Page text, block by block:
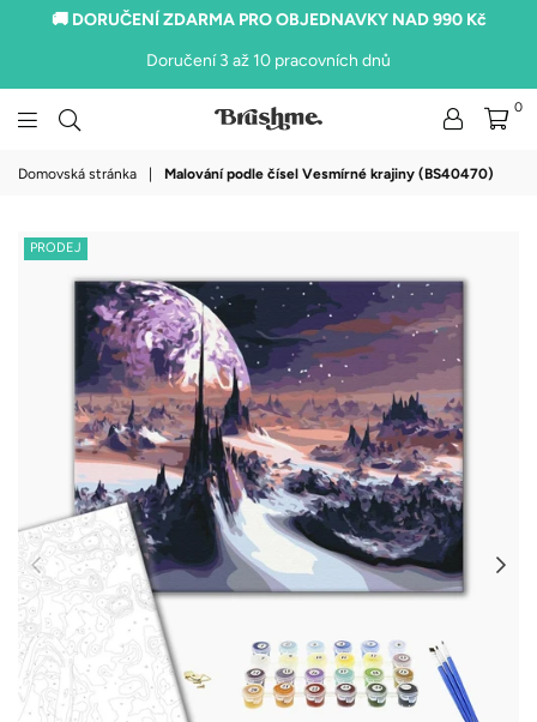
🚚 DORUČENÍ ZDARMA PRO OBJEDNAVKY NAD 990 Kč
Doručení 3 až 10 pracovních dnů
0
Domovská stránka Malování podle čísel Vesmírné krajiny (BS40470)
PRODEJ